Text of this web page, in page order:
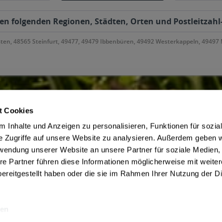
Cookies
Inhalte und Anzeigen zu personalisieren, Funktionen für
Zugriffe auf unsere Website zu analysieren. Außerdem geben
unserer Website an unsere Partner für soziale Medien,
Partner führen diese Informationen möglicherweise mit
haben oder die sie im Rahmen Ihrer Nutzung der
folgenden Regionen, Städten, Orten und
48565 Steinfurt, 49477, 49479 Ibbenbüren, 49492 Westerkappeln,
Jugendschutz
AGB des Lieferanten
Datenschutz des Lieferanten
Kontaktdaten des Lieferanten
Widerrufsbelehrung des